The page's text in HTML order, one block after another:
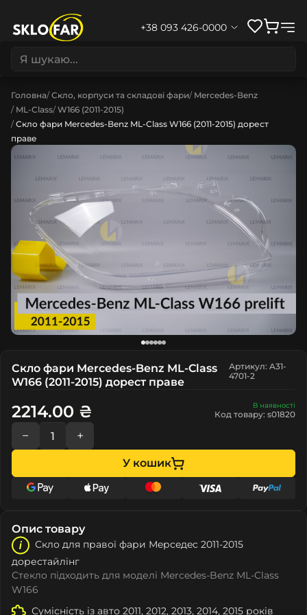
+38 093 426-0000
Головна Скло, корпуси та складові фари Mercedes-Benz
ML-Class W166 (2011-2015)
Скло фари Mercedes-Benz ML-Class W166 (2011-2015) дорест
праве
Скло фари Mercedes-Benz ML-Class
W166 (2011-2015) дорест праве
Артикул: A31-
4701-2
В наявності
Код товару: s01820
2214.00 ₴
− +
У кошик
Опис товару
Скло для правої фари Мeрceдec 2011-2015
дорестайлінг
Стекло підходить для моделі Mercedes-Benz ML-Class
W166
Сумісність із авто 2011, 2012, 2013, 2014, 2015 років